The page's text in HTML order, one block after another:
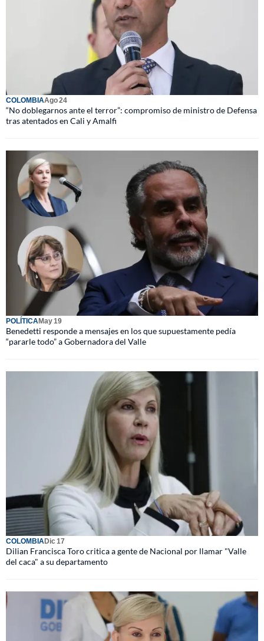
COLOMBIAAgo 24
“No doblegarnos ante el terror”: compromiso de ministro de Defensa
tras atentados en Cali y Amalfi
POLÍTICAMay 19
Benedetti responde a mensajes en los que supuestamente pedía
“pararle todo” a Gobernadora del Valle
COLOMBIADic 17
Dilian Francisca Toro critica a gente de Nacional por llamar "Valle
del caca" a su departamento